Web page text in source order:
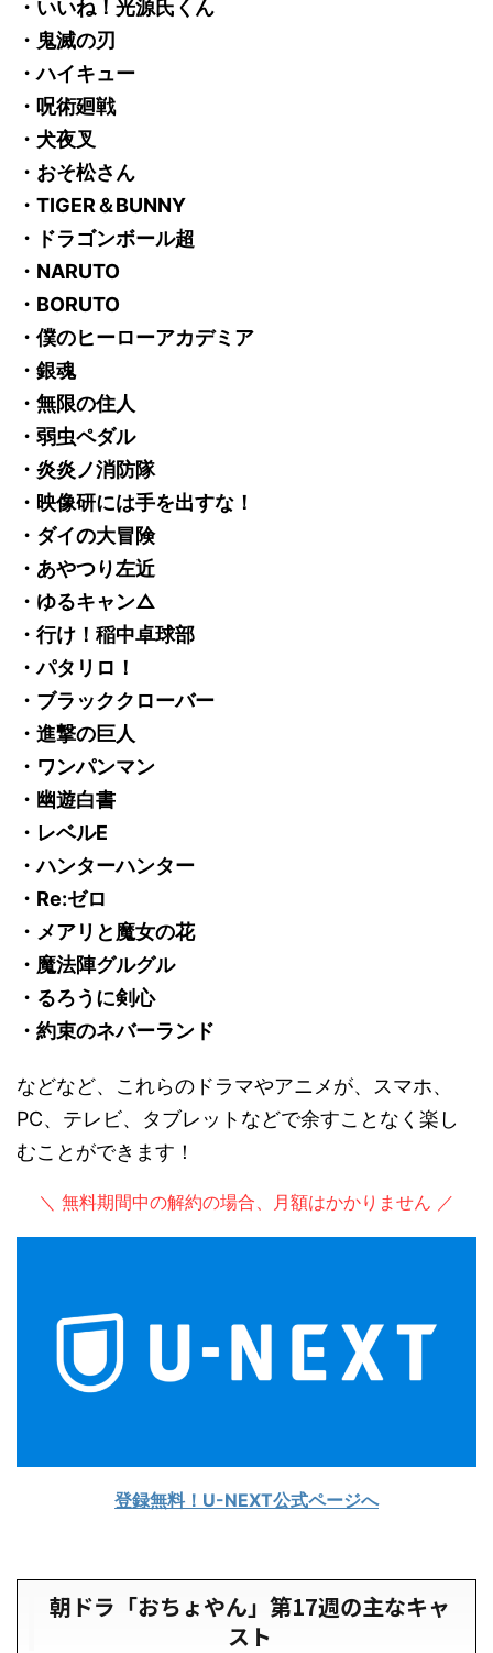
・いいね！光源氏くん
・鬼滅の刃
・ハイキュー
・呪術廻戦
・犬夜叉
・おそ松さん
・TIGER＆BUNNY
・ドラゴンボール超
・NARUTO
・BORUTO
・僕のヒーローアカデミア
・銀魂
・無限の住人
・弱虫ペダル
・炎炎ノ消防隊
・映像研には手を出すな！
・ダイの大冒険
・あやつり左近
・ゆるキャン△
・行け！稲中卓球部
・パタリロ！
・ブラッククローバー
・進撃の巨人
・ワンパンマン
・幽遊白書
・レベルE
・ハンターハンター
・Re:ゼロ
・メアリと魔女の花
・魔法陣グルグル
・るろうに剣心
・約束のネバーランド
などなど、これらのドラマやアニメが、スマホ、
PC、テレビ、タブレットなどで余すことなく楽し
むことができます！
＼ 無料期間中の解約の場合、月額はかかりません ／
登録無料！U-NEXT公式ページへ
朝ドラ「おちょやん」第17週の主なキャ
スト